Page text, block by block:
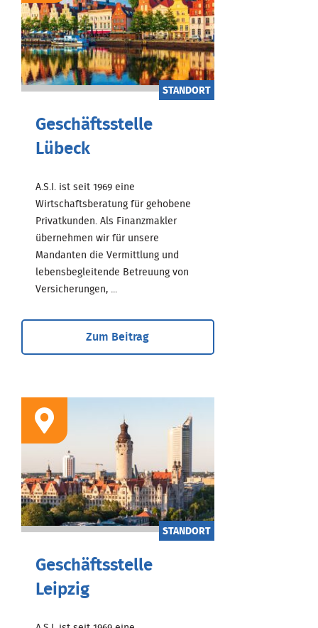
STANDORT
Geschäftsstelle
Lübeck
A.S.I. ist seit 1969 eine
Wirtschaftsberatung für gehobene
Privatkunden. Als Finanzmakler
übernehmen wir für unsere
Mandanten die Vermittlung und
lebensbegleitende Betreuung von
Versicherungen, ...
Zum Beitrag
STANDORT
Geschäftsstelle
Leipzig